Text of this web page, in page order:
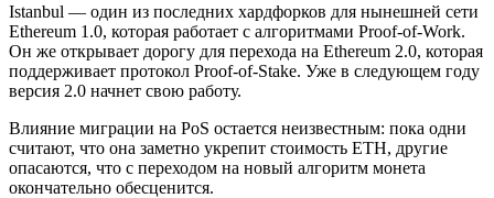
Istanbul — один из последних хардфорков для нынешней сети
Ethereum 1.0, которая работает с алгоритмами Proof-of-Work.
Он же открывает дорогу для перехода на Ethereum 2.0, которая
поддерживает протокол Proof-of-Stake. Уже в следующем году
версия 2.0 начнет свою работу.
Влияние миграции на PoS остается неизвестным: пока одни
считают, что она заметно укрепит стоимость ETH, другие
опасаются, что с переходом на новый алгоритм монета
окончательно обесценится.